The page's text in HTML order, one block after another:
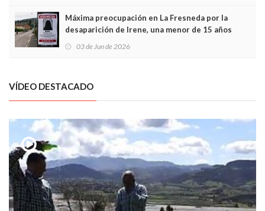
Máxima preocupación en La Fresneda por la
desaparición de Irene, una menor de 15 años
03 de Jun de 2026
VÍDEO DESTACADO